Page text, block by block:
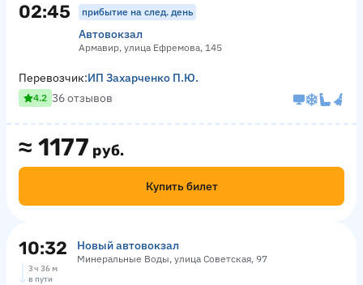
02:45 прибытие на след. день
Автовокзал
Армавир, улица Ефремова, 145
≈ 1177 руб.
Купить билет
Перевозчик:ИП Захарченко П.Ю.
4.2 36 отзывов
10:32 Новый автовокзал
Минеральные Воды, улица Советская, 97
3 ч 36 м
в пути